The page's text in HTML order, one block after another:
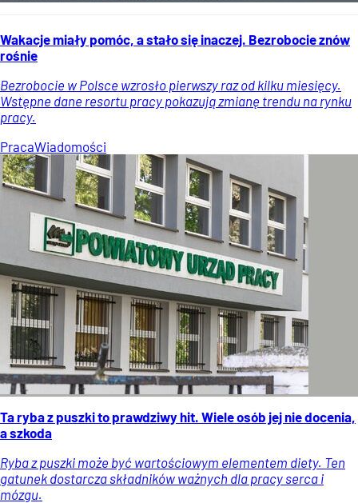
Wakacje miały pomóc, a stało się inaczej. Bezrobocie znów
rośnie
Bezrobocie w Polsce wzrosło pierwszy raz od kilku miesięcy.
Wstępne dane resortu pracy pokazują zmianę trendu na rynku
pracy.
PracaWiadomości
Ta ryba z puszki to prawdziwy hit. Wiele osób jej nie docenia,
a szkoda
Ryba z puszki może być wartościowym elementem diety. Ten
gatunek dostarcza składników ważnych dla pracy serca i
mózgu.